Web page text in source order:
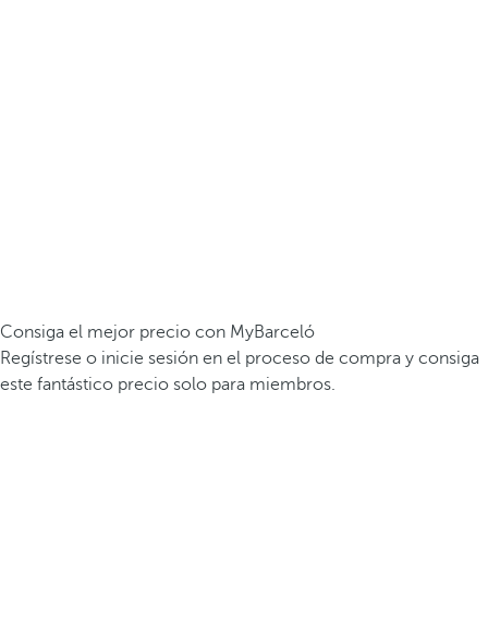
Consiga el mejor precio con MyBarceló
Regístrese o inicie sesión en el proceso de compra y consiga
este fantástico precio solo para miembros.